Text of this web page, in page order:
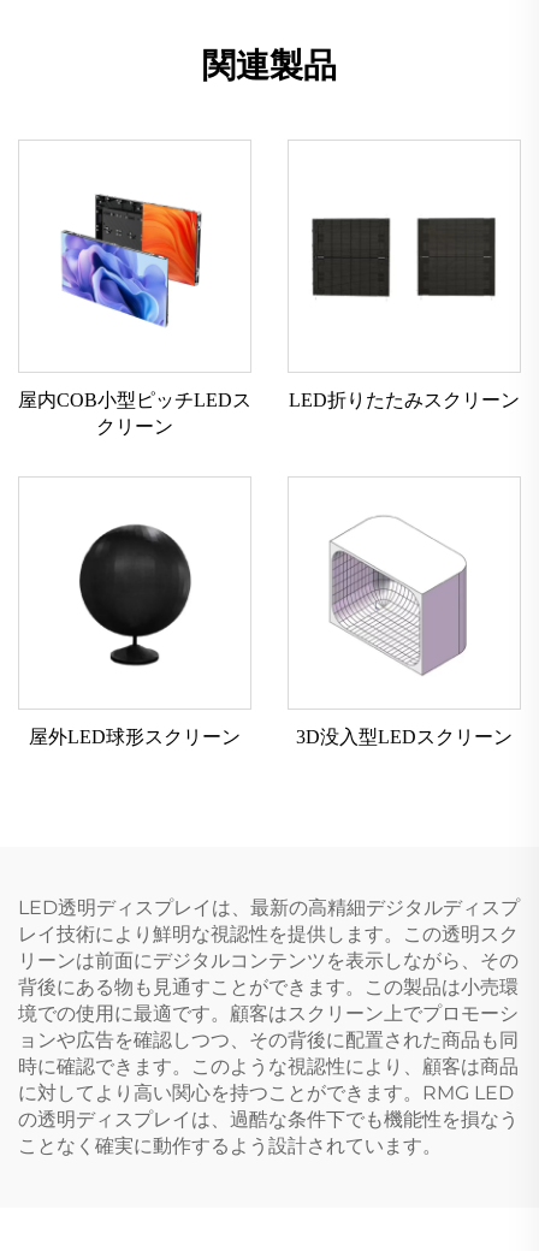
関連製品
屋内COB小型ピッチLEDス
クリーン
LED折りたたみスクリーン
屋外LED球形スクリーン 3D没入型LEDスクリーン
LED透明ディスプレイは、最新の高精細デジタルディスプ
レイ技術により鮮明な視認性を提供します。この透明スク
リーンは前面にデジタルコンテンツを表示しながら、その
背後にある物も見通すことができます。この製品は小売環
境での使用に最適です。顧客はスクリーン上でプロモーシ
ョンや広告を確認しつつ、その背後に配置された商品も同
時に確認できます。このような視認性により、顧客は商品
に対してより高い関心を持つことができます。RMG LED
の透明ディスプレイは、過酷な条件下でも機能性を損なう
ことなく確実に動作するよう設計されています。